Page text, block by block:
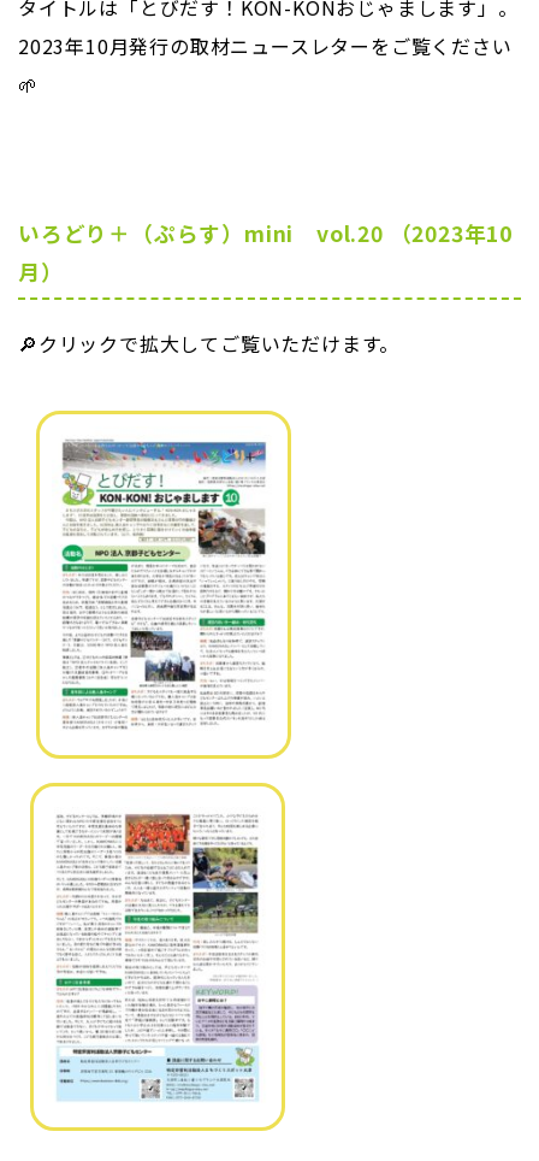
タイトルは「とびだす！KON-KONおじゃまします」。
2023年10月発行の取材ニュースレターをご覧ください
🌱
いろどり＋（ぷらす）mini vol.20 （2023年10
月）
🔎クリックで拡大してご覧いただけます。